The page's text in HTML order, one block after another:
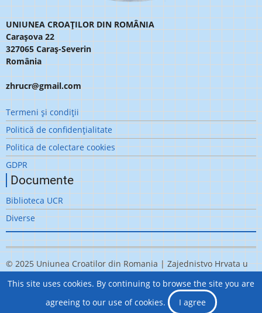
UNIUNEA CROAȚILOR DIN ROMÂNIA
Carașova 22
327065 Caraș-Severin
România
zhrucr@gmail.com
Meniu
subsol
Termeni şi condiţii
Politică de confidenţialitate
Politica de colectare cookies
GDPR
Documente
Biblioteca UCR
Diverse
© 2025 Uniunea Croatilor din Romania | Zajednistvo Hrvata u
Realizat deLIDER DESIGN
This site uses cookies. By continuing to browse the site you are
agreeing to our use of cookies.
I agree